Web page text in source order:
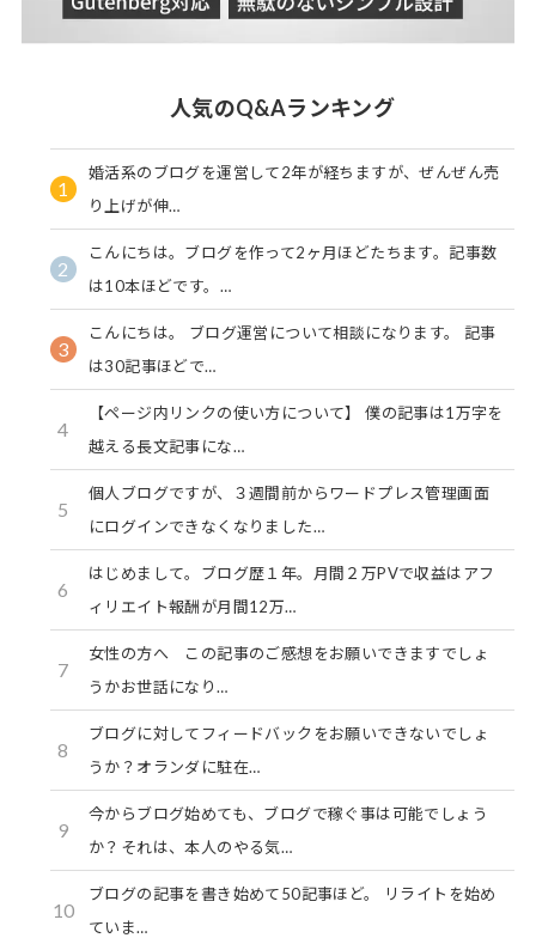
人気のQ&Aランキング
1
婚活系のブログを運営して2年が経ちますが、ぜんぜん売
り上げが伸…
2
こんにちは。ブログを作って2ヶ月ほどたちます。記事数
は10本ほどです。…
3
こんにちは。 ブログ運営について相談になります。 記事
は30記事ほどで…
4
【ページ内リンクの使い方について】 僕の記事は1万字を
越える長文記事にな…
5
個人ブログですが、３週間前からワードプレス管理画面
にログインできなくなりました…
6
はじめまして。ブログ歴１年。月間２万PVで収益はアフ
ィリエイト報酬が月間12万…
7
女性の方へ この記事のご感想をお願いできますでしょ
うかお世話になり…
8
ブログに対してフィードバックをお願いできないでしょ
うか？オランダに駐在…
9
今からブログ始めても、ブログで稼ぐ事は可能でしょう
か？それは、本人のやる気…
10
ブログの記事を書き始めて50記事ほど。 リライトを始め
ていま…